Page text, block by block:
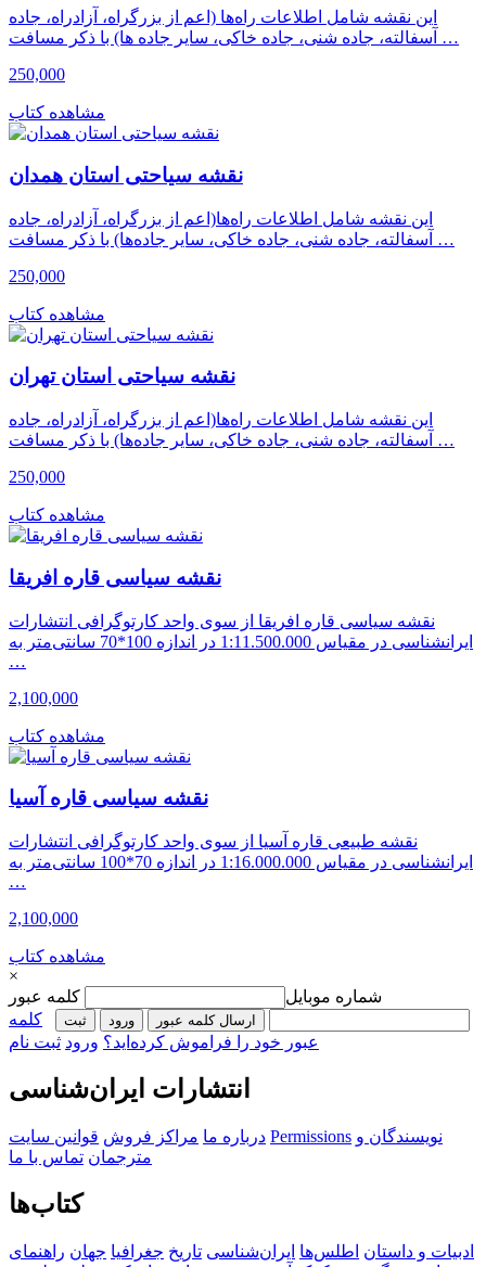
این نقشه شامل اطلاعات راه‌ها (اعم از بزرگراه، آزادراه، جاده
آسفالته، جاده شنی، جاده خاکی، سایر جاده ها) با ذکر مسافت …
250,000
مشاهده کتاب
نقشه سیاحتی استان همدان
این نقشه شامل اطلاعات راه‌ها(اعم از بزرگراه، آزادراه، جاده
آسفالته، جاده شنی، جاده خاکی، سایر جاده‌ها) با ذکر مسافت …
250,000
مشاهده کتاب
نقشه سیاحتی استان تهران
این نقشه شامل اطلاعات راه‌ها(اعم از بزرگراه، آزادراه، جاده
آسفالته، جاده شنی، جاده خاکی، سایر جاده‌ها) با ذکر مسافت …
250,000
مشاهده کتاب
نقشه سیاسی قاره افریقا
نقشه سیاسی قاره افریقا از سوی واحد کارتوگرافی انتشارات
ایرانشناسی در مقیاس 1:11.500.000 در اندازه 100*70 سانتی‌متر به
…
2,100,000
مشاهده کتاب
نقشه سیاسی قاره آسیا
نقشه طبیعی قاره آسیا از سوی واحد کارتوگرافی انتشارات
ایرانشناسی در مقیاس 1:16.000.000 در اندازه 70*100 سانتی‌متر به
…
2,100,000
مشاهده کتاب
×
شماره موبایل
کلمه عبور
ارسال کلمه عبور ورود ثبت‌
کلمه
عبور خود را فراموش کرده‌اید؟ ورود ثبت نام
انتشارات ایران‌شناسی
درباره ما مراکز فروش قوانین سایت Permissions نویسندگان و
مترجمان تماس با ما
کتاب‌ها
ادبیات و داستان اطلس‌ها ایران‌شناسی تاریخ جغرافیا جهان راهنمای